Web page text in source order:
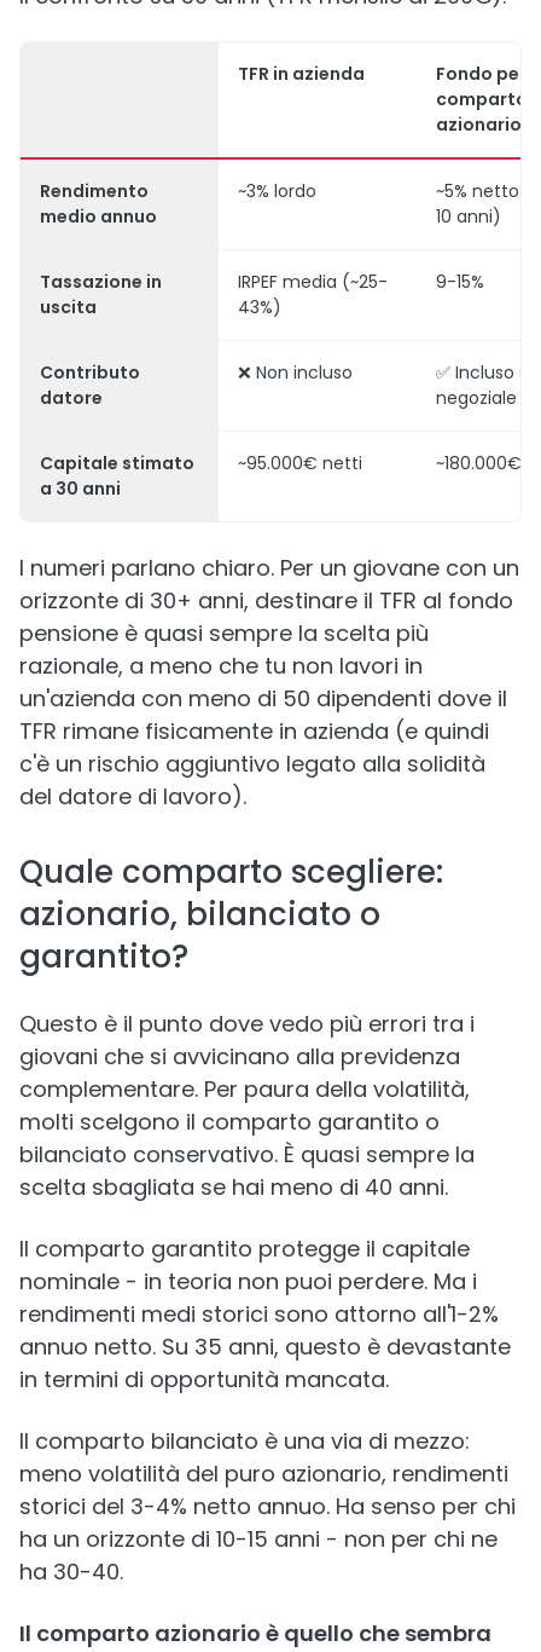
TFR in azienda
Fondo
comparto
azionario
Rendimento
medio annuo
~3% lordo
~5% netto
10 anni)
Tassazione in
uscita
IRPEF media (~25-
43%)
9-15%
Contributo
datore
❌ Non incluso
✅ Incluso
negoziale
Capitale stimato
a 30 anni
~95.000€ netti
I numeri parlano chiaro. Per un giovane con un
orizzonte di 30+ anni, destinare il TFR al fondo
pensione è quasi sempre la scelta più
razionale, a meno che tu non lavori in
un'azienda con meno di 50 dipendenti dove il
TFR rimane fisicamente in azienda (e quindi
c'è un rischio aggiuntivo legato alla solidità
del datore di lavoro).
Quale comparto scegliere:
azionario, bilanciato o
garantito?
Questo è il punto dove vedo più errori tra i
giovani che si avvicinano alla previdenza
complementare. Per paura della volatilità,
molti scelgono il comparto garantito o
bilanciato conservativo. È quasi sempre la
scelta sbagliata se hai meno di 40 anni.
Il comparto garantito protegge il capitale
nominale - in teoria non puoi perdere. Ma i
rendimenti medi storici sono attorno all'1-2%
annuo netto. Su 35 anni, questo è devastante
in termini di opportunità mancata.
Il comparto bilanciato è una via di mezzo:
meno volatilità del puro azionario, rendimenti
storici del 3-4% netto annuo. Ha senso per chi
ha un orizzonte di 10-15 anni - non per chi ne
ha 30-40.
Il comparto azionario è quello che sembra